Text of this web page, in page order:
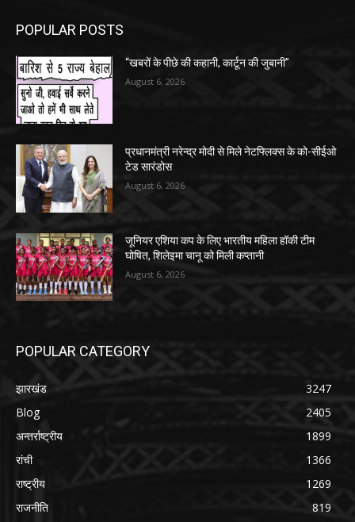
POPULAR POSTS
“खबरों के पीछे की कहानी, कार्टून की जुबानी”
August 6, 2026
प्रधानमंत्री नरेन्द्र मोदी से मिले नेटफ्लिक्स के को-सीईओ
टेड सारंडोस
August 6, 2026
जूनियर एशिया कप के लिए भारतीय महिला हॉकी टीम
घोषित, शिलेइमा चानू को मिली कप्तानी
August 6, 2026
POPULAR CATEGORY
झारखंड
3247
Blog
2405
अन्तर्राष्ट्रीय
1899
रांची
1366
राष्ट्रीय
1269
राजनीति
819